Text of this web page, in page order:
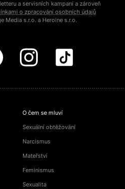
a servisních kampaní a zároveň
o zpracování osobních údajů
Media s.r.o. a Heroine s.r.o.
O čem se mluví
Sexuální obtěžování
Narcismus
Mateřství
Feminismus
Sexualita